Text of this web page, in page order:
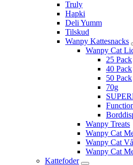
Truly
Hapki
Deli Yumm
Tilskud
Wanpy Kattesnacks
Wanpy Cat
25 Pack
40 Pack
50 Pack
70g
Wanpy Treats
Wanpy Cat
Wanpy Cat
Wanpy Cat
Kattefoder